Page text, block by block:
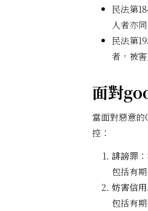
民法第
人者亦
民法第
者，被
面對
當面對惡意
控：
誹謗罪
包括有
妨害信
包括有